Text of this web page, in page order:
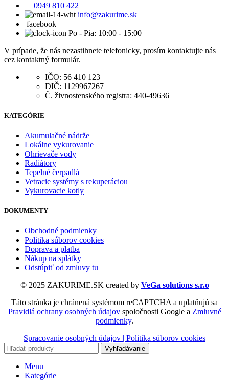
0949 810 422
info@zakurime.sk
facebook
Po - Pia: 10:00 - 15:00
V prípade, že nás nezastihnete telefonicky, prosím kontaktujte nás
cez kontaktný formulár.
IČO: 56 410 123
DIČ: 1129967267
Č. živnostenského registra: 440-49636
KATEGÓRIE
Akumulačné nádrže
Lokálne vykurovanie
Ohrievače vody
Radiátory
Tepelné čerpadlá
Vetracie systémy s rekuperáciou
Vykurovacie kotly
DOKUMENTY
Obchodné podmienky
Politika súborov cookies
Doprava a platba
Nákup na splátky
Odstúpiť od zmluvy tu
© 2025 ZAKURIME.SK created by VeGa solutions s.r.o
Táto stránka je chránená systémom reCAPTCHA a uplatňujú sa
Pravidlá ochrany osobných údajovspoločnosti Google a Zmluvné
podmienky.
Spracovanie osobných údajov | Politika súborov cookies
Vyhľadávanie
Menu
Kategórie